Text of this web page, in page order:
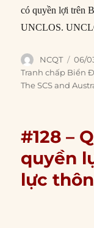
có quyền lợi trên
UNCLOS.
Author
NCQT
on
06/
Tranh chấp Biển
The SCS and
#128 –
quyền
lực